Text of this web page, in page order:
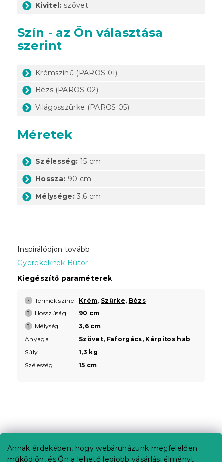
Annak érdekében, hogy webáruházunk megfelelően
működjön, és Ön a lehető legjobb vásárlási élményt
Kivitel: szövet
Szín - az Ön választása
szerint
Krémszínű (PAROS 01)
Bézs (PAROS 02)
Világosszürke (PAROS 05)
Méretek
Szélesség: 15 cm
Hossza: 90 cm
Mélysége: 3,6 cm
Inspirálódjon tovább
Gyerekeknek Bútor
Kiegészítő paraméterek
? Termék színe Krém, Szürke, Bézs
? Hosszúság 90 cm
? Mélység
3,6 cm
Anyaga
Szövet, Faforgács, Kárpitos hab
Súly
1,3 kg
Szélesség
15 cm
á
Információ az Ön számára